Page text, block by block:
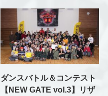
ダンスバトル＆コンテスト
【NEW GATE vol.3】リザ